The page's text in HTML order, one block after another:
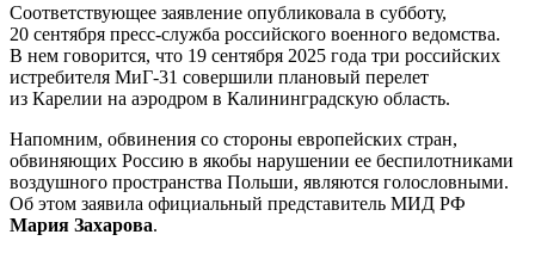
Соответствующее заявление опубликовала в субботу,
20 сентября пресс-служба российского военного ведомства.
В нем говорится, что 19 сентября 2025 года три российских
истребителя МиГ-31 совершили плановый перелет
из Карелии на аэродром в Калининградскую область.
Напомним, обвинения со стороны европейских стран,
обвиняющих Россию в якобы нарушении ее беспилотниками
воздушного пространства Польши, являются голословными.
Об этом заявила официальный представитель МИД РФ
Мария Захарова.